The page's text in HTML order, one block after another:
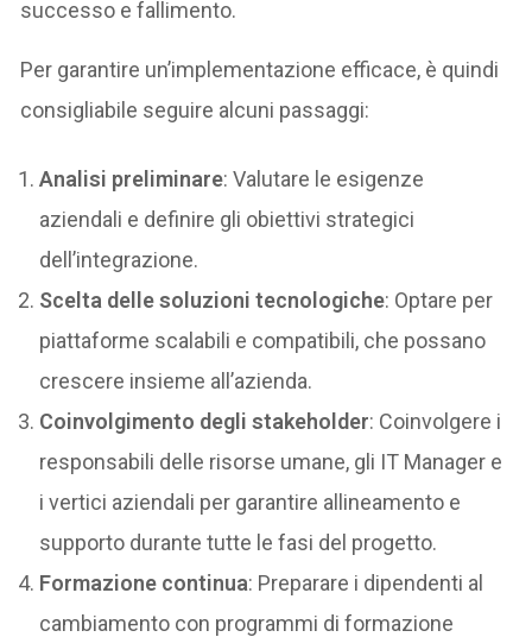
successo e fallimento.
Per garantire un’implementazione efficace, è quindi
consigliabile seguire alcuni passaggi:
Analisi preliminare: Valutare le esigenze
aziendali e definire gli obiettivi strategici
dell’integrazione.
Scelta delle soluzioni tecnologiche: Optare per
piattaforme scalabili e compatibili, che possano
crescere insieme all’azienda.
Coinvolgimento degli stakeholder: Coinvolgere i
responsabili delle risorse umane, gli IT Manager e
i vertici aziendali per garantire allineamento e
supporto durante tutte le fasi del progetto.
Formazione continua: Preparare i dipendenti al
cambiamento con programmi di formazione